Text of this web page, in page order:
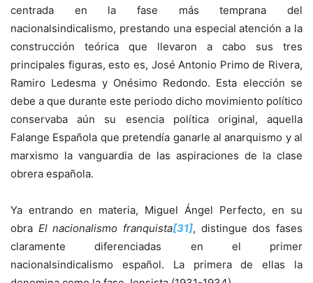
centrada en la fase más temprana del
nacionalsindicalismo, prestando una especial atención a la
construcción teórica que llevaron a cabo sus tres
principales figuras, esto es, José Antonio Primo de Rivera,
Ramiro Ledesma y Onésimo Redondo. Esta elección se
debe a que durante este periodo dicho movimiento político
conservaba aún su esencia política original, aquella
Falange Española que pretendía ganarle al anarquismo y al
marxismo la vanguardia de las aspiraciones de la clase
obrera española.
Ya entrando en materia, Miguel Ángel Perfecto, en su
obra El nacionalismo franquista[31], distingue dos fases
claramente diferenciadas en el primer
nacionalsindicalismo español. La primera de ellas la